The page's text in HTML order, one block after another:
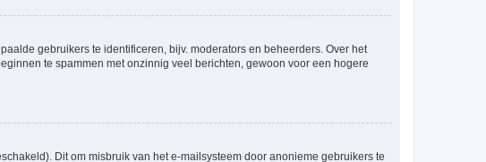
gebruikers te identificeren, bijv. moderators en beheerders. Over het
te spammen met onzinnig veel berichten, gewoon voor een hogere
Dit om misbruik van het e-mailsysteem door anonieme gebruikers te